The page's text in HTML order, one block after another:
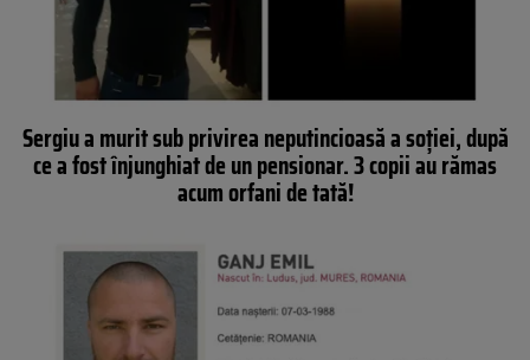
Sergiu a murit sub privirea neputincioasă a soției, după
ce a fost înjunghiat de un pensionar. 3 copii au rămas
acum orfani de tată!